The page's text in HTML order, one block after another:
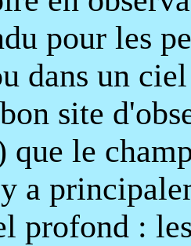
pour les
dans un
site
que le
a
profond :